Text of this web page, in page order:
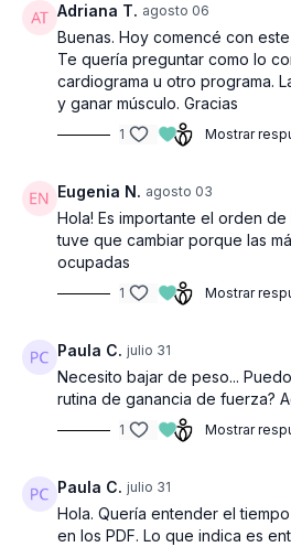
Adriana T. agosto 06
Buenas. Hoy comencé con
Te quería preguntar como lo
cardiograma u otro programa.
y ganar músculo. Gracias
1 Mostrar
Eugenia N. agosto 03
Hola! Es importante el orden
tuve que cambiar porque las
ocupadas
1 Mostrar
Paula C. julio 31
Necesito bajar de peso...
rutina de ganancia de fuerza?
1 Mostrar
Paula C. julio 31
Hola. Quería entender el
en los PDF. Lo que indica es